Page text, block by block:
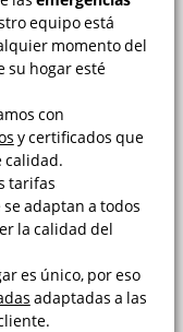
equipo está
momento del
su hogar esté
con
y certificados que
calidad.
tarifas
adaptan a todos
la calidad del
es único, por eso
adaptadas a las